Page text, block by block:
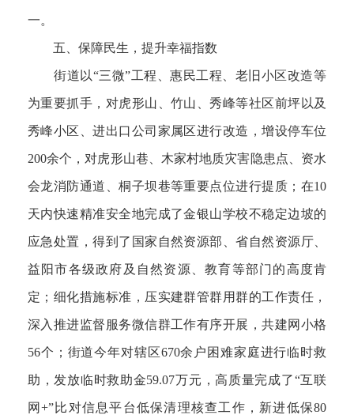
一。
五、保障民生，提升幸福指数
街道以“三微”工程、惠民工程、老旧小区改造等
为重要抓手，对虎形山、竹山、秀峰等社区前坪以及
秀峰小区、进出口公司家属区进行改造，增设停车位
200余个，对虎形山巷、木家村地质灾害隐患点、资水
会龙消防通道、桐子坝巷等重要点位进行提质；在10
天内快速精准安全地完成了金银山学校不稳定边坡的
应急处置，得到了国家自然资源部、省自然资源厅、
益阳市各级政府及自然资源、教育等部门的高度肯
定；细化措施标准，压实建群管群用群的工作责任，
深入推进监督服务微信群工作有序开展，共建网小格
56个；街道今年对辖区670余户困难家庭进行临时救
助，发放临时救助金59.07万元，高质量完成了“互联
网+”比对信息平台低保清理核查工作，新进低保80